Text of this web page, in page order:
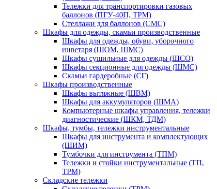
Тележки для транспортировки газовых
баллонов (ПГУ-40П, ТРМ)
Стеллажи для баллонов (СМС)
Шкафы для одежды, скамьи производственные
Шкафы для одежды, обуви, уборочного
инветаря (ШОМ, ШМС)
Шкафы сушильные для одежды (ШСО)
Шкафы секционные для одежды (ШМС)
Скамьи гардеробные (СГ)
Шкафы производственные
Шкафы вытяжные (ШВМ)
Шкафы для аккумуляторов (ШМА)
Компьютерные шкафы управления, тележки
диагностические (ШКМ, ТДМ)
Шкафы, тумбы, тележки инструментальные
Шкафы для инструмента и комплектующих
(ШИМ)
Тумбочки для инструмента (ТПМ)
Тележки и стойки инструментальные (ТП,
ТРМ)
Складские тележки